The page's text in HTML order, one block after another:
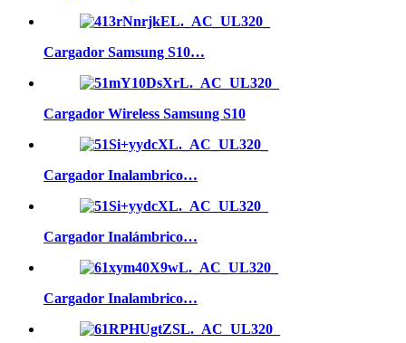
Cargador Samsung S10…
Cargador Wireless Samsung S10
Cargador Inalambrico…
Cargador Inalámbrico…
Cargador Inalambrico…